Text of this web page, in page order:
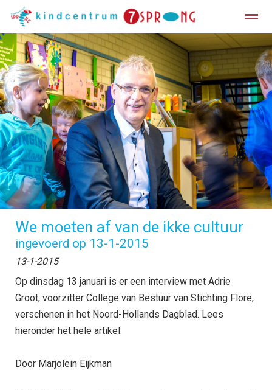
Informatiegids Vakantierooster
Home Zoeken Facebook
We moeten af van de ikke cultuur
ingevoerd op 13-1-2015
13-1-2015
Op dinsdag 13 januari is er een interview met Adrie
Groot, voorzitter College van Bestuur van Stichting Flore,
verschenen in het Noord-Hollands Dagblad. Lees
hieronder het hele artikel.
Door Marjolein Eijkman